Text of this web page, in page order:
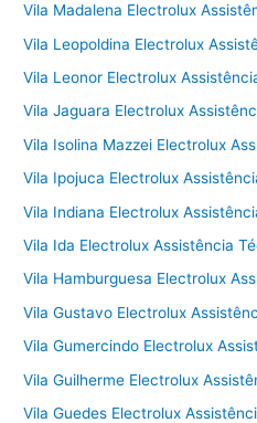
Vila Madalena Electrolux
Vila Leopoldina Electrolux
Vila Leonor Electrolux
Vila Jaguara Electrolux
Vila Isolina Mazzei Electrolux
Vila Ipojuca Electrolux
Vila Indiana Electrolux
Vila Ida Electrolux Assistência
Vila Hamburguesa Electrolux
Vila Gustavo Electrolux
Vila Gumercindo Electrolux
Vila Guilherme Electrolux
Vila Guedes Electrolux